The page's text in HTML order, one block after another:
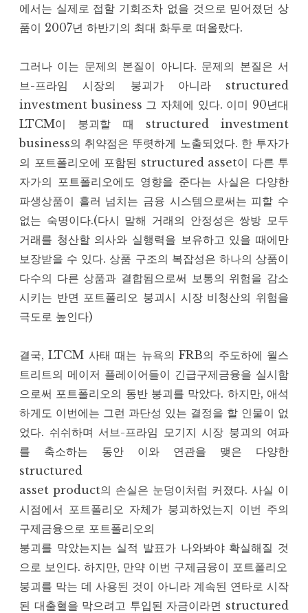
에서는 실제로 접할 기회조차 없을 것으로 믿어졌던 상
품이 2007년 하반기의 최대 화두로 떠올랐다.
그러나 이는 문제의 본질이 아니다. 문제의 본질은 서
브-프라임 시장의 붕괴가 아니라 structured
investment business 그 자체에 있다. 이미 90년대
LTCM이 붕괴할 때 structured investment
business의 취약점은 뚜렷하게 노출되었다. 한 투자가
의 포트폴리오에 포함된 structured asset이 다른 투
자가의 포트폴리오에도 영향을 준다는 사실은 다양한
파생상품이 흘러 넘치는 금융 시스템으로써는 피할 수
없는 숙명이다.(다시 말해 거래의 안정성은 쌍방 모두
거래를 청산할 의사와 실행력을 보유하고 있을 때에만
보장받을 수 있다. 상품 구조의 복잡성은 하나의 상품이
다수의 다른 상품과 결합됨으로써 보통의 위험을 감소
시키는 반면 포트폴리오 붕괴시 시장 비청산의 위험을
극도로 높인다)
결국, LTCM 사태 때는 뉴욕의 FRB의 주도하에 월스
트리트의 메이저 플레이어들이 긴급구제금융을 실시함
으로써 포트폴리오의 동반 붕괴를 막았다. 하지만, 애석
하게도 이번에는 그런 과단성 있는 결정을 할 인물이 없
었다. 쉬쉬하며 서브-프라임 모기지 시장 붕괴의 여파
를 축소하는 동안 이와 연관을 맺은 다양한
structured
asset product의 손실은 눈덩이처럼 커졌다. 사실 이
시점에서 포트폴리오 자체가 붕괴하었는지 이번 주의
구제금융으로 포트폴리오의
붕괴를 막았는지는 실적 발표가 나와봐야 확실해질 것
으로 보인다. 하지만, 만약 이번 구제금융이 포트폴리오
붕괴를 막는 데 사용된 것이 아니라 계속된 연타로 시작
된 대출혈을 막으려고 투입된 자금이라면 structured